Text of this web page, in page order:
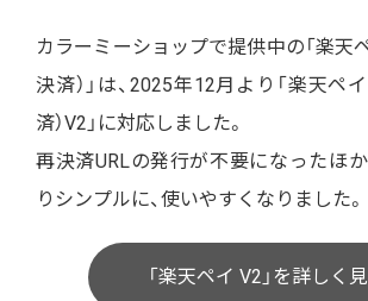
カラーミーショップで提供中の「楽天
決済）」は、2025年12月より「楽天ペ
済）V2」に対応しました。
再決済URLの発行が不要になったほ
りシンプルに、使いやすくなりました。
「楽天ペイ V2」を詳しく